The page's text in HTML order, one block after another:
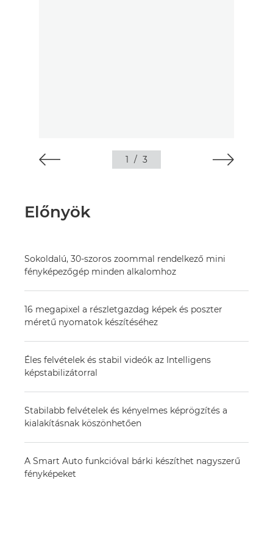
1 / 3
Előnyök
Sokoldalú, 30-szoros zoommal rendelkező mini
fényképezőgép minden alkalomhoz
16 megapixel a részletgazdag képek és poszter
méretű nyomatok készítéséhez
Éles felvételek és stabil videók az Intelligens
képstabilizátorral
Stabilabb felvételek és kényelmes képrögzítés a
kialakításnak köszönhetően
A Smart Auto funkcióval bárki készíthet nagyszerű
fényképeket